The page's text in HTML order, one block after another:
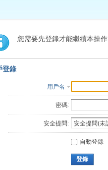
索
您需要先登錄才能繼續本操作
登錄
用戶名
密碼:
安全提問:
自動登錄
登錄